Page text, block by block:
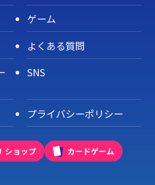
ゲーム
よくある質問
SNS
プライバシーポリシー
ショップ カードゲーム